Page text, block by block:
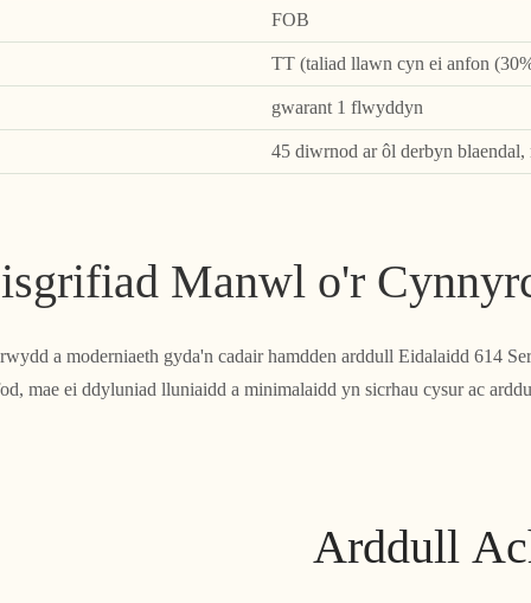
FOB
TT (taliad llawn cyn ei anfon
gwarant 1 flwyddyn
45 diwrnod ar ôl derbyn blaendal,
Manwl o'r
a moderniaeth gyda'n cadair hamdden arddull Eidalaidd 614
mae ei ddyluniad lluniaidd a minimalaidd yn sicrhau cysur ac
Arddull